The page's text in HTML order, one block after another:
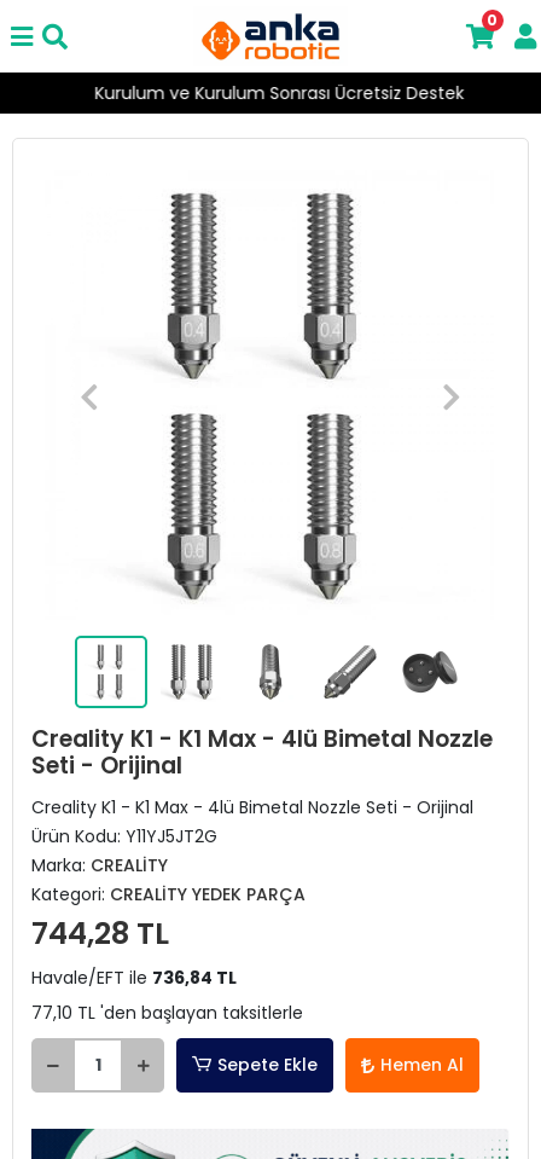
Kurulum ve Kurulum Sonrası Ücretsiz Destek
0
Creality K1 - K1 Max - 4lü Bimetal Nozzle
Seti - Orijinal
Creality K1 - K1 Max - 4lü Bimetal Nozzle Seti - Orijinal
Ürün Kodu: Y11YJ5JT2G
Marka: CREALİTY
Kategori: CREALİTY YEDEK PARÇA
744,28 TL
Havale/EFT ile 736,84 TL
77,10 TL 'den başlayan taksitlerle
Sepete Ekle Hemen Al